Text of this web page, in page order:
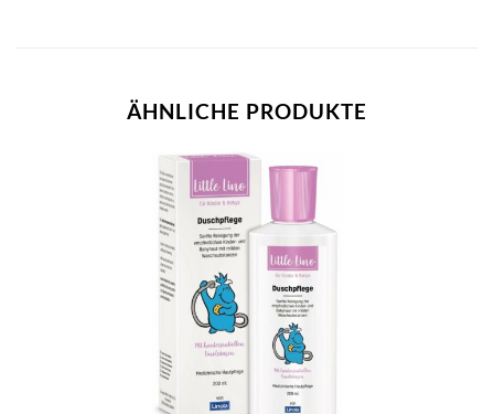
ÄHNLICHE PRODUKTE